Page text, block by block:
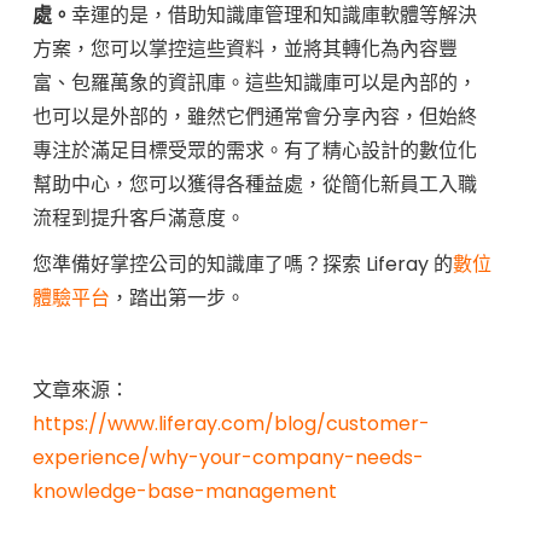
處。幸運的是，借助知識庫管理和知識庫軟體等解決
方案，您可以掌控這些資料，並將其轉化為內容豐
富、包羅萬象的資訊庫。這些知識庫可以是內部的，
也可以是外部的，雖然它們通常會分享內容，但始終
專注於滿足目標受眾的需求。有了精心設計的數位化
幫助中心，您可以獲得各種益處，從簡化新員工入職
流程到提升客戶滿意度。
您準備好掌控公司的知識庫了嗎？探索 Liferay 的數位
體驗平台 ，踏出第一步。
文章來源：
https://www.liferay.com/blog/customer-
experience/why-your-company-needs-
knowledge-base-management